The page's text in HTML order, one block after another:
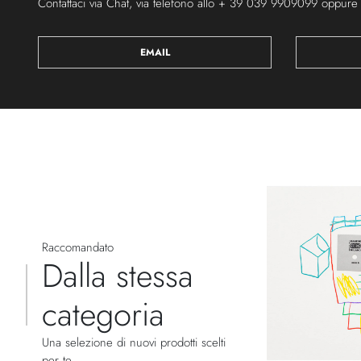
EMAIL
Raccomandato
Dalla stessa
categoria
Una selezione di nuovi prodotti scelti